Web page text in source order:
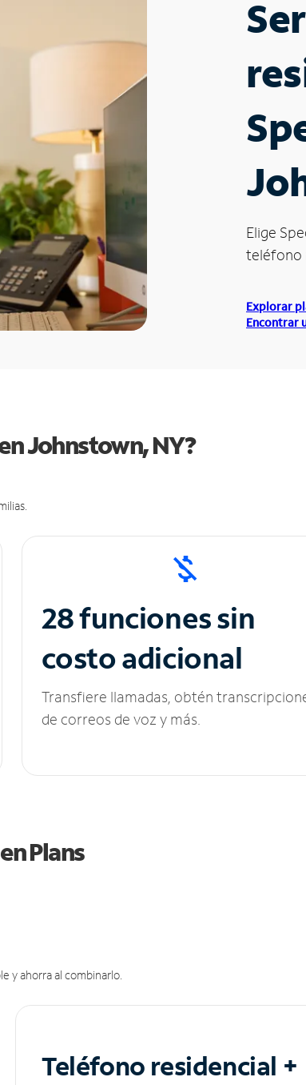
Elige
teléfono
Explorar
Encontrar
Johnstown, NY?
28 funciones sin
costo adicional
Transfiere llamadas, obtén
de correos de voz y más.
Plans
y ahorra al combinarlo.
Teléfono residencial +